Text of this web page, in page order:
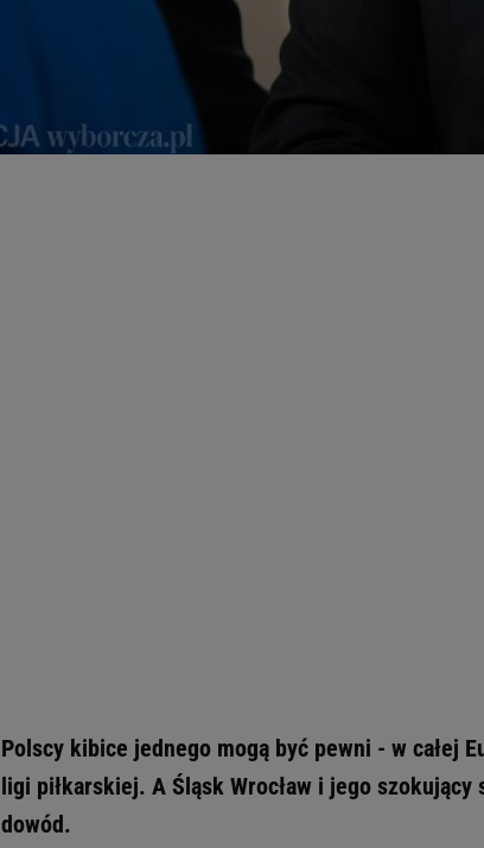
Polscy kibice jednego mogą być pewni - w całej
ligi piłkarskiej. A Śląsk Wrocław i jego
dowód.